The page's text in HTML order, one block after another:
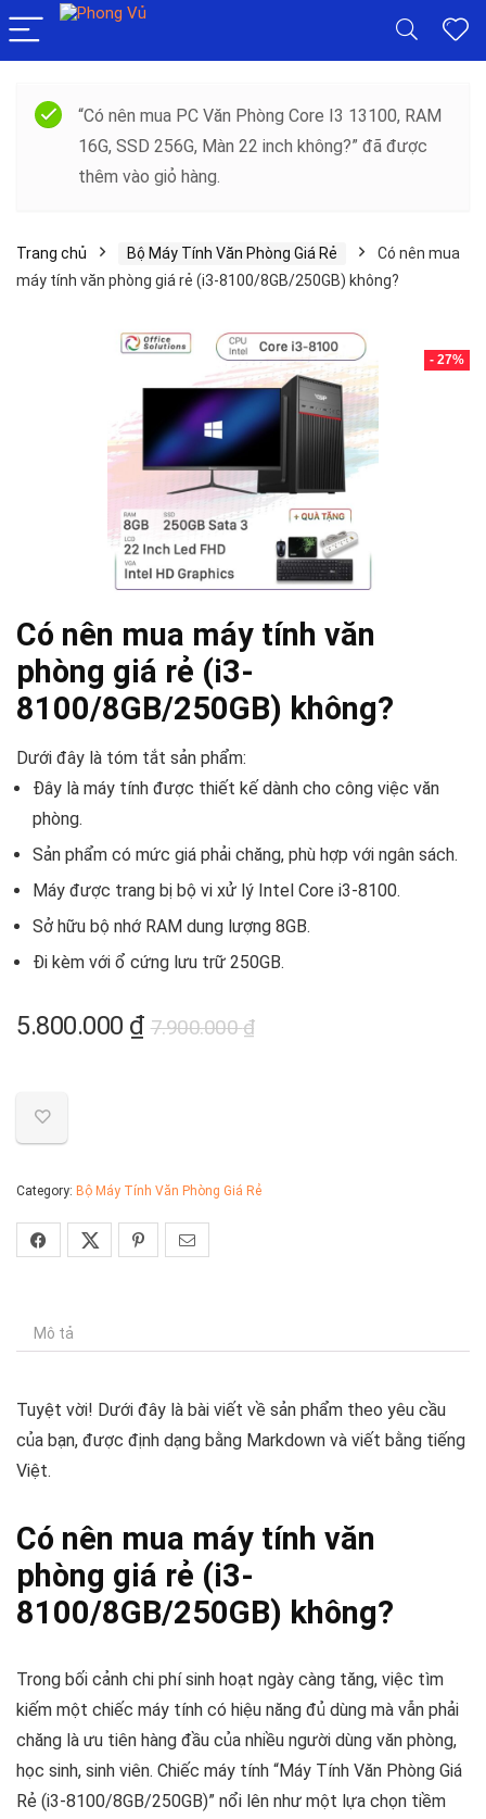
“Có nên mua PC Văn Phòng Core I3 13100, RAM
16G, SSD 256G, Màn 22 inch không?” đã được
thêm vào giỏ hàng.
Trang chủ Bộ Máy Tính Văn Phòng Giá Rẻ
Có nên mua
máy tính văn phòng giá rẻ (i3-8100/8GB/250GB) không?
- 27%
Có nên mua máy tính văn
phòng giá rẻ (i3-
8100/8GB/250GB) không?
Dưới đây là tóm tắt sản phẩm:
Đây là máy tính được thiết kế dành cho công việc văn
phòng.
Sản phẩm có mức giá phải chăng, phù hợp với ngân sách.
Máy được trang bị bộ vi xử lý Intel Core i3-8100.
Sở hữu bộ nhớ RAM dung lượng 8GB.
Đi kèm với ổ cứng lưu trữ 250GB.
7.900.000₫Giá
5.800.000 ₫
Giá
Category: Bộ Máy Tính Văn Phòng Giá Rẻ
Mô tả
Tuyệt vời! Dưới đây là bài viết về sản phẩm theo yêu cầu
của bạn, được định dạng bằng Markdown và viết bằng tiếng
Việt.
Có nên mua máy tính văn
phòng giá rẻ (i3-
8100/8GB/250GB) không?
Trong bối cảnh chi phí sinh hoạt ngày càng tăng, việc tìm
kiếm một chiếc máy tính có hiệu năng đủ dùng mà vẫn phải
chăng là ưu tiên hàng đầu của nhiều người dùng văn phòng,
học sinh, sinh viên. Chiếc máy tính “Máy Tính Văn Phòng Giá
Rẻ (i3-8100/8GB/250GB)” nổi lên như một lựa chọn tiềm